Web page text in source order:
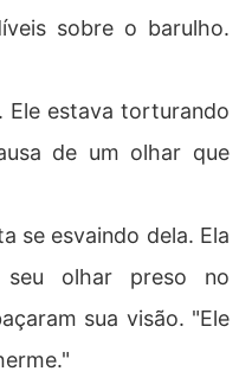
sobre o barulho.
Ele estava torturando
de um olhar que
se esvaindo dela. Ela
olhar preso no
sua visão. "Ele